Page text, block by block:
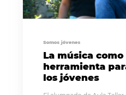
Somos jóvenes
La música como
herramienta
los jóvenes